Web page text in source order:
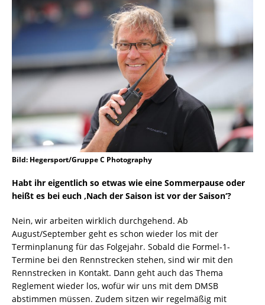
Bild: Hegersport/Gruppe C Photography
Habt ihr eigentlich so etwas wie eine Sommerpause oder
heißt es bei euch ‚Nach der Saison ist vor der Saison‘?
Nein, wir arbeiten wirklich durchgehend. Ab
August/September geht es schon wieder los mit der
Terminplanung für das Folgejahr. Sobald die Formel-1-
Termine bei den Rennstrecken stehen, sind wir mit den
Rennstrecken in Kontakt. Dann geht auch das Thema
Reglement wieder los, wofür wir uns mit dem DMSB
abstimmen müssen. Zudem sitzen wir regelmäßig mit